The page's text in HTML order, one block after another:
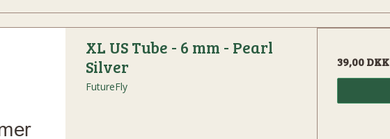
XL US Tube - 6 mm - Pearl
Silver
FutureFly
39,00 DKK